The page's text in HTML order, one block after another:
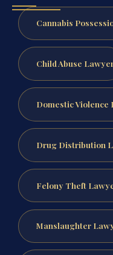
Cannabis
Child Abuse
Domestic Violence
Drug Distribution
Felony Theft
Manslaughter